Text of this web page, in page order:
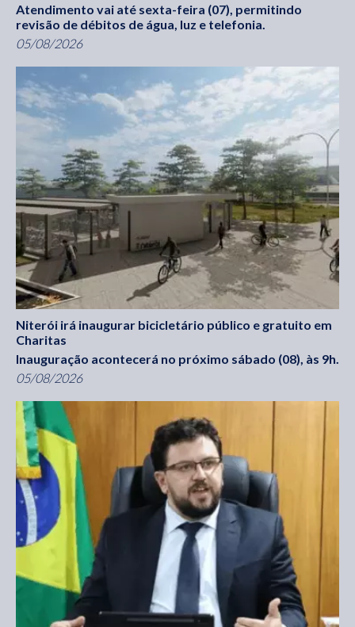
Atendimento vai até sexta-feira (07), permitindo
revisão de débitos de água, luz e telefonia.
05/08/2026
Niterói irá inaugurar bicicletário público e gratuito em
Charitas
Inauguração acontecerá no próximo sábado (08), às 9h.
05/08/2026